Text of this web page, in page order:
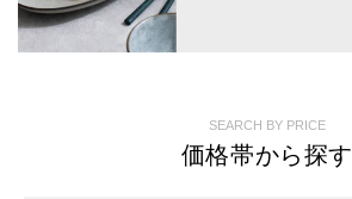
SEARCH BY PRICE
価格帯から探す